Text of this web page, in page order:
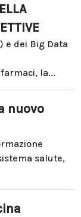
e dei Big Data
la...
nuovo
salute,